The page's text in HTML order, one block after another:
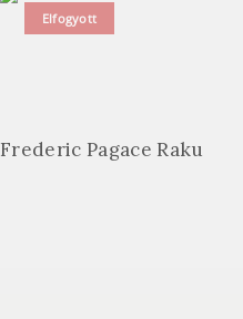
Elfogyott
Frederic Pagace Raku